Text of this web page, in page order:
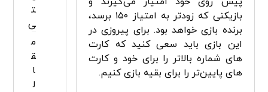
بازیکنی که زودتر به امتیاز ۱۵۰ برسد،
برنده‌ بازی خواهد بود. برای پیروزی در
این بازی باید سعی کنید که کارت
های شماره بالاتر را برای خود و کارت
های پایین‌تر را برای بقیه بازی کنیم.
ت
ی
م
ق
ا
ل